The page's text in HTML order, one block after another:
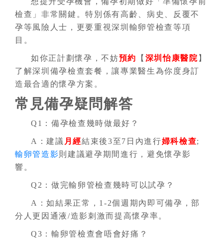
檢查」非常關鍵。特別係有高齡、病史、反覆不
孕等風險人士，更要重視深圳輸卵管檢查等項
目。
如你正計劃懷孕，不妨預約 【 深圳怡康醫院 】
了解深圳備孕檢查套餐，讓專業醫生為你度身訂
造最合適的懷孕方案。
常見備孕疑問解答
Q1：備孕檢查幾時做最好？
A：建議 月經結束後3至7日內進行婦科檢查;
輸卵管造影則建議避孕期間進行，避免懷孕影
響。
Q2：做完輸卵管檢查幾時可以試孕？
A：如結果正常，1-2個週期內即可備孕，部
分人更因通液/造影刺激而提高懷孕率。
Q3：輸卵管檢查會唔會好痛？